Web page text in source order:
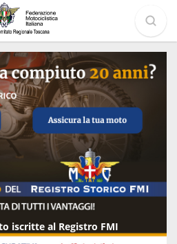
iscritte al Registro FMI